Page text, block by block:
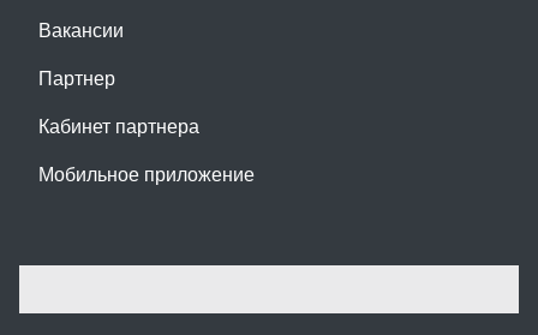
Вакансии
Партнер
Кабинет партнера
Мобильное приложение